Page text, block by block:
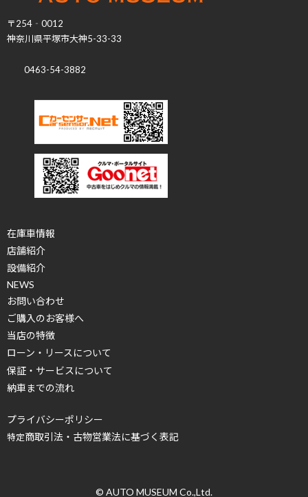
〒254‐0012
神奈川県平塚市大神5-33-33
0463-54-3882
在庫車情報
店舗紹介
設備紹介
NEWS
お問い合わせ
ご購入のお客様へ
当店の特徴
ローン・リースについて
保証・サービスについて
納車までの流れ
プライバシーポリシー
特定商取引法・古物営業法に基づく表記
© AUTO MUSEUM Co.,Ltd.